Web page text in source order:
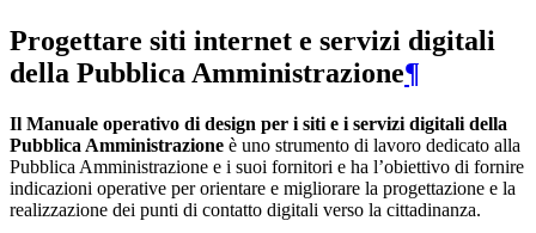
Progettare siti internet e servizi digitali
della Pubblica Amministrazione¶
Il Manuale operativo di design per i siti e i servizi digitali della
Pubblica Amministrazione è uno strumento di lavoro dedicato alla
Pubblica Amministrazione e i suoi fornitori e ha l’obiettivo di fornire
indicazioni operative per orientare e migliorare la progettazione e la
realizzazione dei punti di contatto digitali verso la cittadinanza.